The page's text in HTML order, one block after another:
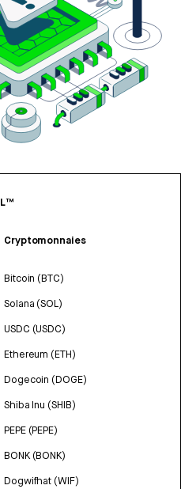
Cryptomonnaies
Bitcoin (BTC)
Solana (SOL)
USDC (USDC)
Ethereum (ETH)
Dogecoin (DOGE)
Shiba Inu (SHIB)
PEPE (PEPE)
BONK (BONK)
Dogwifhat (WIF)